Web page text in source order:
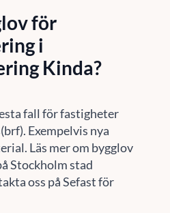
för
i
Kinda?
fall för fastigheter
Exempelvis nya
Läs mer om bygglov
Stockholm stad
oss på Sefast för